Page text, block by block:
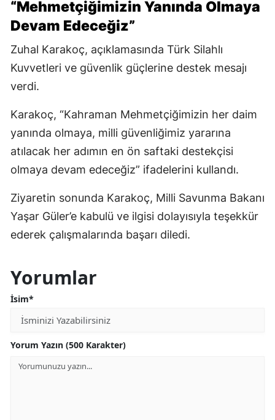
“Mehmetçiğimizin Yanında Olmaya
Devam Edeceğiz”
Zuhal Karakoç, açıklamasında Türk Silahlı
Kuvvetleri ve güvenlik güçlerine destek mesajı
verdi.
Karakoç, “Kahraman Mehmetçiğimizin her daim
yanında olmaya, milli güvenliğimiz yararına
atılacak her adımın en ön saftaki destekçisi
olmaya devam edeceğiz” ifadelerini kullandı.
Ziyaretin sonunda Karakoç, Milli Savunma Bakanı
Yaşar Güler’e kabulü ve ilgisi dolayısıyla teşekkür
ederek çalışmalarında başarı diledi.
Yorumlar
İsim*
Yorum Yazın (500 Karakter)